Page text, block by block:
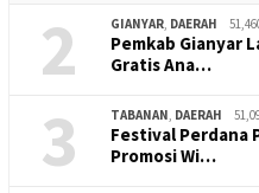
2 GIANYAR DAERAH
Pemkab Gianyar
Gratis Ana…
3 TABANAN DAERAH
Festival Perdana
Promosi Wi…